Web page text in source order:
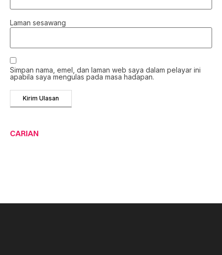
Laman sesawang
Simpan nama, emel, dan laman web saya dalam pelayar ini
apabila saya mengulas pada masa hadapan.
CARIAN